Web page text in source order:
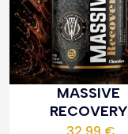
MASSIVE
RECOVERY